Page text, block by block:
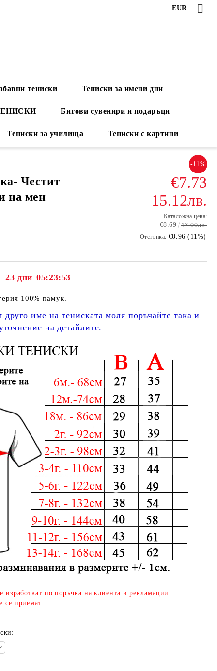
EUR
тениски Тениски за имени дни
Битови сувенири и подаръци
Тениски за училища Тениски с картини
Честит
на мен
-11%
€7.73
15.12лв.
Каталожна цена:
€8.69 17.00лв.
Отстъпка: €0.96 (11%)
23 дни 05:23:52
100% памук.
име на тениската моля поръчайте така и
на детайлите.
изработват по поръчка на клиента и рекламации
се приемат.